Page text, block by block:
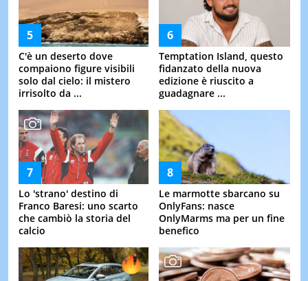
C'è un deserto dove
compaiono figure visibili
solo dal cielo: il mistero
irrisolto da ...
Temptation Island, questo
fidanzato della nuova
edizione è riuscito a
guadagnare ...
Lo 'strano' destino di
Franco Baresi: uno scarto
che cambiò la storia del
calcio
Le marmotte sbarcano su
OnlyFans: nasce
OnlyMarms ma per un fine
benefico